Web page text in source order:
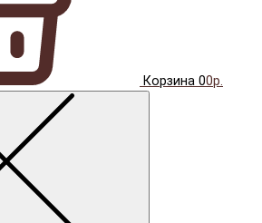
Корзина 00р.